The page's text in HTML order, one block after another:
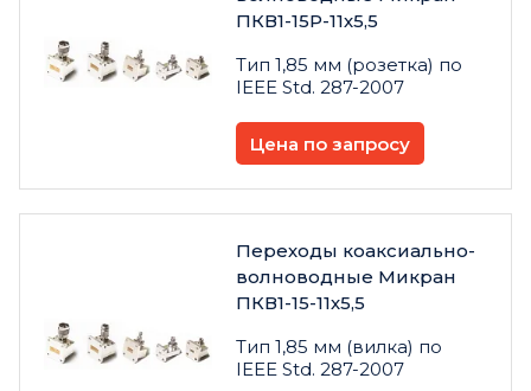
ПКВ1-15Р-11х5,5
Тип 1,85 мм (розетка) по
IEEE Std. 287-2007
Цена по запросу
Переходы коаксиально-
волноводные Микран
ПКВ1-15-11х5,5
Тип 1,85 мм (вилка) по
IEEE Std. 287-2007